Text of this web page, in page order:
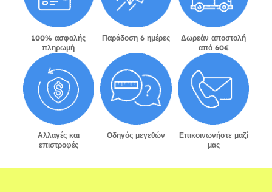
100% ασφαλής
πληρωμή
Παράδοση 6 ημέρες
Δωρεάν αποστολή
από 60€
Αλλαγές και
επιστροφές
Οδηγός μεγεθών
Επικοινωνήστε μαζί
μας